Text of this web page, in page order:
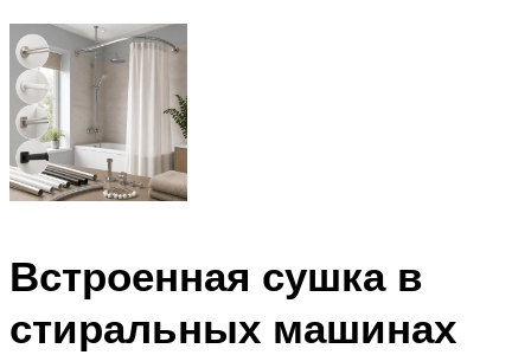
Встроенная сушка в
стиральных машинах